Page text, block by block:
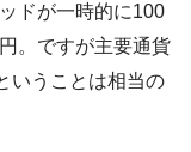
ドが一時的に100
。ですが主要通貨
いうことは相当の